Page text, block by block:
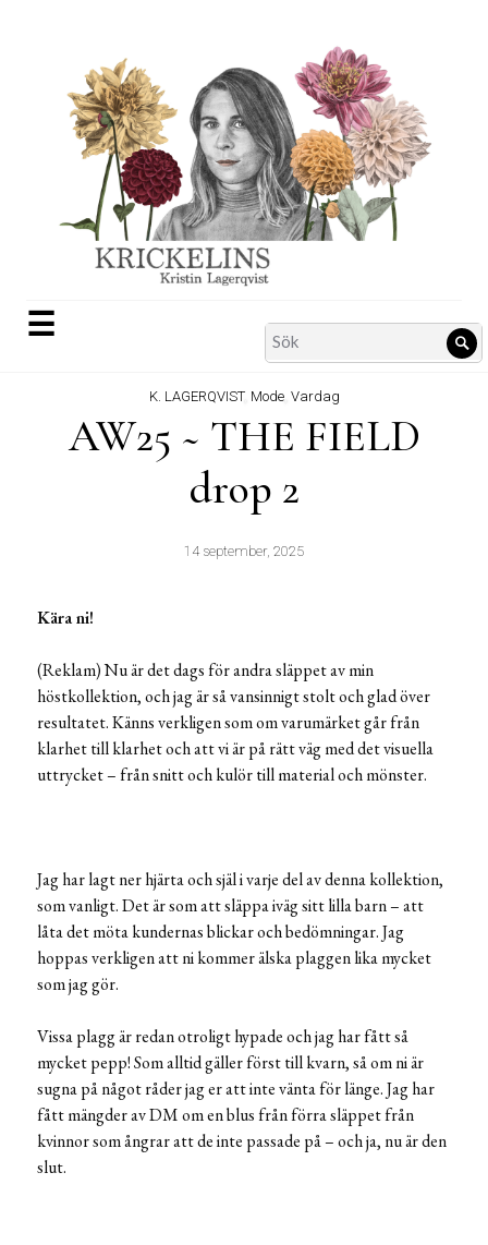
☰
Search
for:
K. LAGERQVIST, Mode, Vardag
AW25 ~ THE FIELD
drop 2
14 september, 2025
Kära ni!
(Reklam) Nu är det dags för andra släppet av min
höstkollektion, och jag är så vansinnigt stolt och glad över
resultatet. Känns verkligen som om varumärket går från
klarhet till klarhet och att vi är på rätt väg med det visuella
uttrycket – från snitt och kulör till material och mönster.
Jag har lagt ner hjärta och själ i varje del av denna kollektion,
som vanligt. Det är som att släppa iväg sitt lilla barn – att
låta det möta kundernas blickar och bedömningar. Jag
hoppas verkligen att ni kommer älska plaggen lika mycket
som jag gör.
Vissa plagg är redan otroligt hypade och jag har fått så
mycket pepp! Som alltid gäller först till kvarn, så om ni är
sugna på något råder jag er att inte vänta för länge. Jag har
fått mängder av DM om en blus från förra släppet från
kvinnor som ångrar att de inte passade på – och ja, nu är den
slut.